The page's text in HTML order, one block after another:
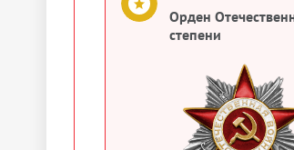
Орден
степени